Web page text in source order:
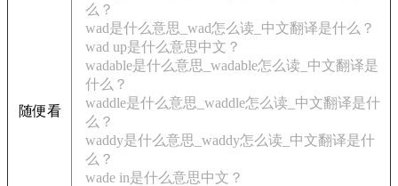
随便看
么？
wad是什么意思_wad怎么读_中文翻译是什么？
wad up是什么意思中文？
wadable是什么意思_wadable怎么读_中文翻译是
什么？
waddle是什么意思_waddle怎么读_中文翻译是什
么？
waddy是什么意思_waddy怎么读_中文翻译是什
么？
wade in是什么意思中文？